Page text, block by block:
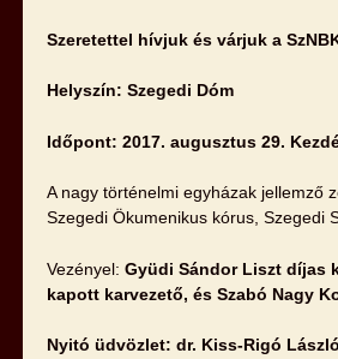
Szeretettel hívjuk és várjuk a
Helyszín: Szegedi Dóm
Időpont: 2017. augusztus 29.
A nagy történelmi egyházak jellemző
Szegedi Ökumenikus kórus, Szegedi
Vezényel: Gyüdi Sándor Liszt díjas
kapott karvezető, és Szabó Nagy
Nyitó üdvözlet: dr. Kiss-Rigó